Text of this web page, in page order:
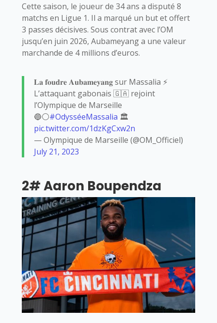
Cette saison, le joueur de 34 ans a disputé 8
matchs en Ligue 1. Il a marqué un but et offert
3 passes décisives. Sous contrat avec l’OM
jusqu’en juin 2026, Aubameyang a une valeur
marchande de 4 millions d’euros.
𝐋𝐚 𝐟𝐨𝐮𝐝𝐫𝐞 𝐀𝐮𝐛𝐚𝐦𝐞𝐲𝐚𝐧𝐠 sur Massalia ⚡️
L’attaquant gabonais 🇬🇦 rejoint
l’Olympique de Marseille
🔵⚪️#OdysséeMassalia 🏛️
pic.twitter.com/1dzKgCxw2n
— Olympique de Marseille (@OM_Officiel)
July 21, 2023
2# Aaron Boupendza